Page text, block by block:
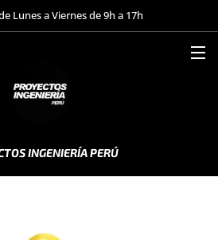
Lunes a Viernes de 9h a 17h
INGENIERÍA PERÚ